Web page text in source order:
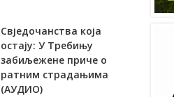
Свједочанства која
остају: У Требињу
забиљежене приче о
ратним страдањима
(АУДИО)